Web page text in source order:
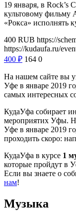
19 января, в Rock’s
культовому фильму
«Рокса» исполнять
400 RUB https://
https://kudaufa.ru/
400 ₽ 164 0
На нашем сайте вы
Уфе в январе 2019
самых интересных
КудаУфа собирает
мероприятих Уфы.
Уфе в январе 2019
проходить скоро:
КудаУфа в курсе 1
которые пройдут в
Если вы знаете о
нам!
Музыка